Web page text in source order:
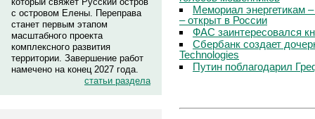
с островом Елены. Переправа
станет первым этапом
масштабного проекта
комплексного развития
территории. Завершение работ
намечено на конец 2027 года.
статьи раздела
Мемориал энергетикам
– открыт в России
ФАС заинтересовался
Сбербанк создает
Technologies
Путин поблагодарил